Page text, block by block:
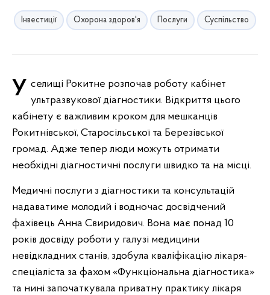
Інвестиції Охорона здоров'я Послуги Суспільство
У селищі Рокитне розпочав роботу кабінет ультразвукової діагностики. Відкриття цього
кабінету є важливим кроком для мешканців
Рокитнівської, Старосільської та Березівської
громад. Адже тепер люди можуть отримати
необхідні діагностичні послуги швидко та на місці.
Медичні послуги з діагностики та консультацій
надаватиме молодий і водночас досвідчений
фахівець Анна Свиридович. Вона має понад 10
років досвіду роботи у галузі медицини
невідкладних станів, здобула кваліфікацію лікаря-
спеціаліста за фахом «Функціональна діагностика»
та нині започаткувала приватну практику лікаря